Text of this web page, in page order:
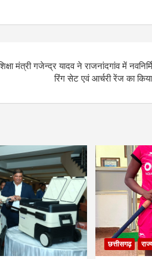
मंत्री गजेन्द्र यादव ने राजनांदगांव में
रिंग सेट एवं आर्चरी रेंज का
छत्तीसगढ़